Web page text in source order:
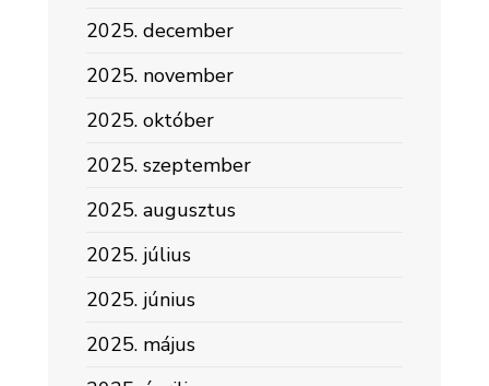
2025. december
2025. november
2025. október
2025. szeptember
2025. augusztus
2025. július
2025. június
2025. május